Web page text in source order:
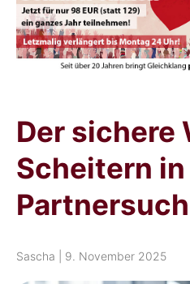
Der sichere
Scheitern
Sascha 9. November 2025